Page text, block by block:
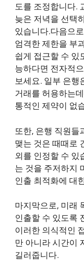
도를 조정합니다.
늦은 저녁을 선택
있습니다.다음으
엄격한 제한을 부
쉽게 접근할 수 있
능하다면 전자적
보세요. 일부 은행
거래를 허용하는
통적인 제약이 없
또한, 은행 직원들
맺는 것은 때때로
외를 인정할 수 있
는 것을 주저하지
인출 최적화에 대
마지막으로, 미래
인출할 수 있도록
이러한 의식적인
만 아니라 시간이
길러줍니다.